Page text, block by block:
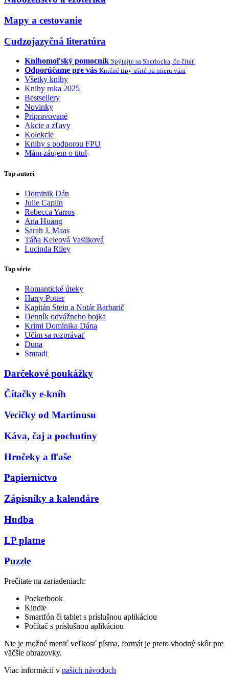
Mapy a cestovanie
Cudzojazyčná literatúra
Knihomoľský pomocník Spýtajte sa Sherlocka, čo čítať
Odporúčame pre vás Knižné tipy ušité na mieru vám
Všetky knihy
Knihy roka 2025
Bestsellery
Novinky
Pripravované
Akcie a zľavy
Kolekcie
Knihy s podporou FPU
Mám záujem o titul
Top autori
Dominik Dán
Julie Caplin
Rebecca Yarros
Ana Huang
Sarah J. Maas
Táňa Keleová Vasilková
Lucinda Riley
Top série
Romantické úteky
Harry Potter
Kapitán Stein a Notár Barbarič
Denník odvážneho bojka
Krimi Dominika Dána
Učím sa rozprávať
Duna
Smradi
Darčekové poukážky
Čítačky e-kníh
Vecičky od Martinusu
Káva, čaj a pochutiny
Hrnčeky a fľaše
Papiernictvo
Zápisníky a kalendáre
Hudba
LP platne
Puzzle
Prečítate na zariadeniach:
Pocketbook
Kindle
Smartfón či tablet s príslušnou aplikáciou
Počítač s príslušnou aplikáciou
Nie je možné meniť veľkosť písma, formát je preto vhodný skôr pre
väčšie obrazovky.
Viac informácií v našich návodoch